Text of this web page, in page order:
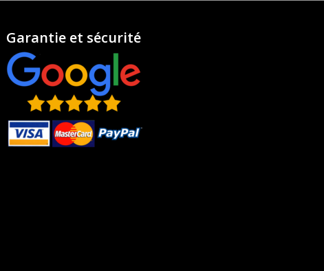
Garantie et sécurité